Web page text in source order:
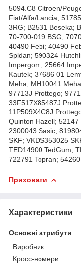
5094.C8 Citroen/
Fiat/Alfa/Lancia;
3RG; B2531 Beseka;
70-700-019 BSG;
40490 Febi; 40490
Spidan; 590324
Impergom; 25664
Kautek; 37686 01
Meha; MH10041
97713J Prottego;
33F517X85487J
11P509X4C8J
Quinton Hazell;
2300043 Sasic;
SKF; VKDS353025
TED14900 TedGum;
722791 Topran; 54260
Приховати
Характеристики
Основні атрибути
Виробник
Кросс-номери